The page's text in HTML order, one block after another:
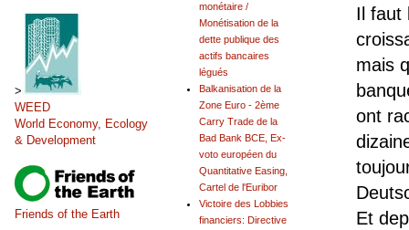
Il faut
mais
ont
Et
monétaire /
Monétisation de la
dette publique des
actifs bancaires
légués
Balkanisation de la
Zone Euro - 2ème
Carry Trade de la
Bad Bank BCE, Ex-
voto européen du
Quantitative Easing,
Cartel de l'Euribor
Victoire des Lobbies
financiers: Directive
>
WEED
World Economy, Ecology
& Development
Friends of the Earth